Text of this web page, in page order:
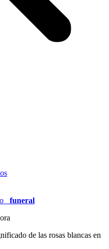
funeral
de las rosas blancas en